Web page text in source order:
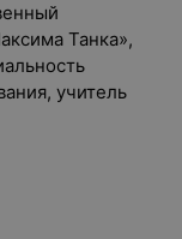
Танка»,
учитель